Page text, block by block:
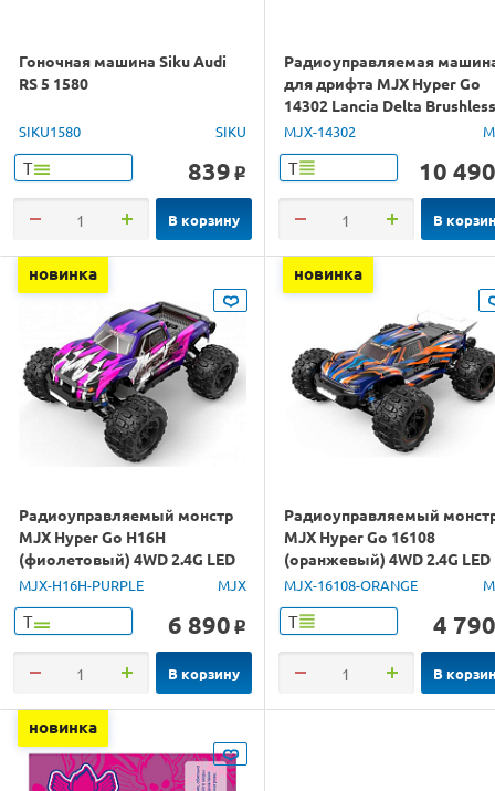
Гоночная машина Siku Audi
RS 5 1580
SIKU1580 SIKU
Т 839 o
В корзину
Радиоуправляемая
для дрифта MJX Hyper Go
14302 Lancia Delta Brushless
4WD 2.4G LED 1/14 RTR
MJX-14302
Т 10 490
В
новинка
Радиоуправляемый монстр
MJX Hyper Go H16H
(фиолетовый) 4WD 2.4G LED
GPS 1/16 RTR
MJX-H16H-PURPLE MJX
Т 6 890 o
В корзину
новинка
Радиоуправляемый
MJX Hyper Go 16108
(оранжевый) 4WD 2.4G LED
1/16 RTR
MJX-16108-ORANGE
Т 4 790
В
новинка